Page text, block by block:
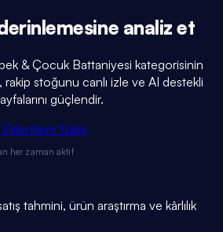
analiz et
& Çocuk Battaniyesi kategorisinin
stoğunu canlı izle ve AI destekli
güçlendir.
Yükle
her zaman aktif
tahmini, ürün araştırma ve kârlılık